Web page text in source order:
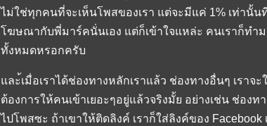
ไม่ใช่ทุกคนที่จะเห็นโพสของเรา แต่จะมีแค่ 1% เท่านั้
โฆษณากับพี่มาร์คนั่นเอง แต่ก็เข้าใจแหล่ะ คนเราก็ทำ
ทั้งหมดหรอกครับ
และ้เมื่อเราได้ช่องทางหลักเราแล้ว ช่องทางอื่นๆ เราจ
ต้องการให้คนเข้าเยอะๆอยู่แล้วจริงมั้ย อย่างเช่น ช่องท
ไปโพสซะ ถ้าเขาให้ติดลิงค์ เราก็ใส่ลิงค์ของ